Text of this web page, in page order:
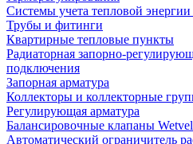
Системы учета тепловой
Трубы и фитинги
Квартирные тепловые пункты
Радиаторная запорно-
подключения
Запорная арматура
Коллекторы и коллекторные
Регулирующая арматура
Балансировочные клапаны Wetvel
Автоматический ограничитель